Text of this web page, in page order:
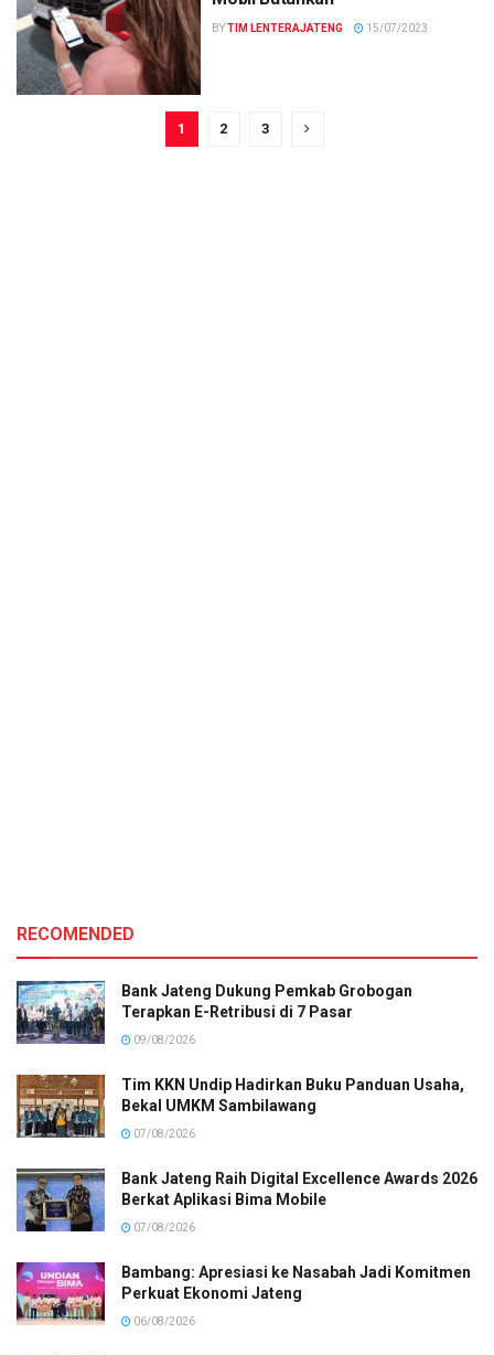
BYTIM LENTERAJATENG 15/07/2023
1 2 3
RECOMENDED
Bank Jateng Dukung Pemkab Grobogan
Terapkan E-Retribusi di 7 Pasar
09/08/2026
Tim KKN Undip Hadirkan Buku Panduan Usaha,
Bekal UMKM Sambilawang
07/08/2026
Bank Jateng Raih Digital Excellence Awards 2026
Berkat Aplikasi Bima Mobile
07/08/2026
Bambang: Apresiasi ke Nasabah Jadi Komitmen
Perkuat Ekonomi Jateng
06/08/2026